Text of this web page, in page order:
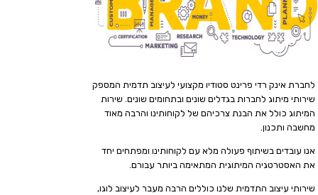
לחברת אינק רדי פרינט סטודיו מקצועי לעיצוב תדמית המספק
שירותי מיתוג לחברות בגדלים שונים ובתחומים שונים. שירות
המיתוג כולל את הבנת צרכיהם של לקוחותינו והרבה מאוד
מחשבה ותכנון.
אנו עובדים בשיתוף פעולה מלא עם לקוחותינו ומפתחים יחד
את האסטרטגיה המיתוגית המתאימה ביותר עבורם.
שירותי עיצוב התדמית שלנו כוללים הרבה מעבר לעיצוב לוגו,